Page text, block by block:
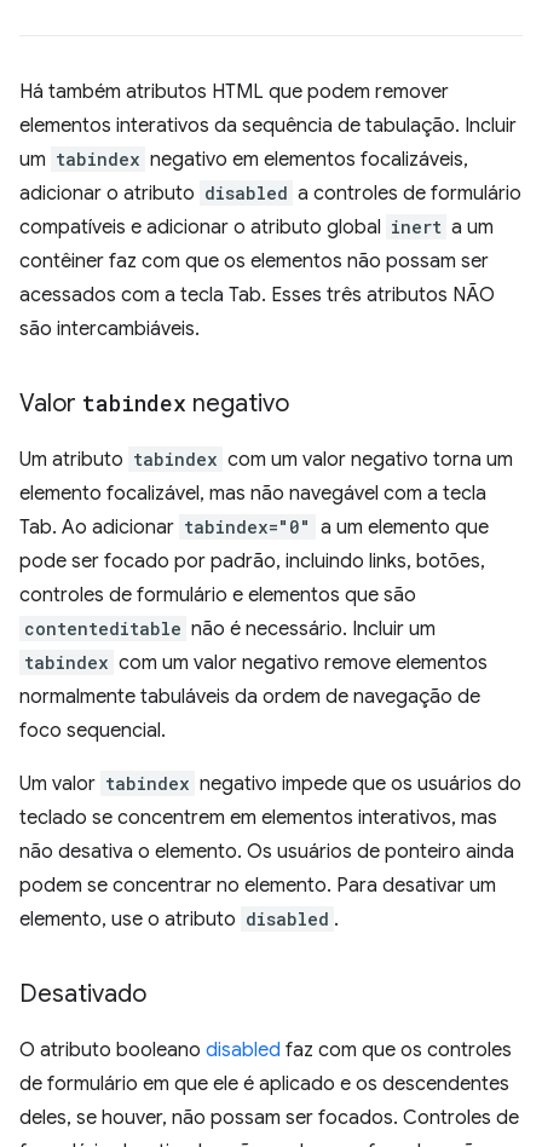
Há também atributos HTML que podem remover
elementos interativos da sequência de tabulação. Incluir
um tabindex negativo em elementos focalizáveis,
adicionar o atributo disabled a controles de formulário
compatíveis e adicionar o atributo global inert a um
contêiner faz com que os elementos não possam ser
acessados com a tecla Tab. Esses três atributos NÃO
são intercambiáveis.
Valor tabindex negativo
Um atributo tabindex com um valor negativo torna um
elemento focalizável, mas não navegável com a tecla
Tab. Ao adicionar tabindex="0" a um elemento que
pode ser focado por padrão, incluindo links, botões,
controles de formulário e elementos que são
contenteditable não é necessário. Incluir um
tabindex com um valor negativo remove elementos
normalmente tabuláveis da ordem de navegação de
foco sequencial.
Um valor tabindex negativo impede que os usuários do
teclado se concentrem em elementos interativos, mas
não desativa o elemento. Os usuários de ponteiro ainda
podem se concentrar no elemento. Para desativar um
elemento, use o atributo disabled .
Desativado
O atributo booleano disabled faz com que os controles
de formulário em que ele é aplicado e os descendentes
deles, se houver, não possam ser focados. Controles de